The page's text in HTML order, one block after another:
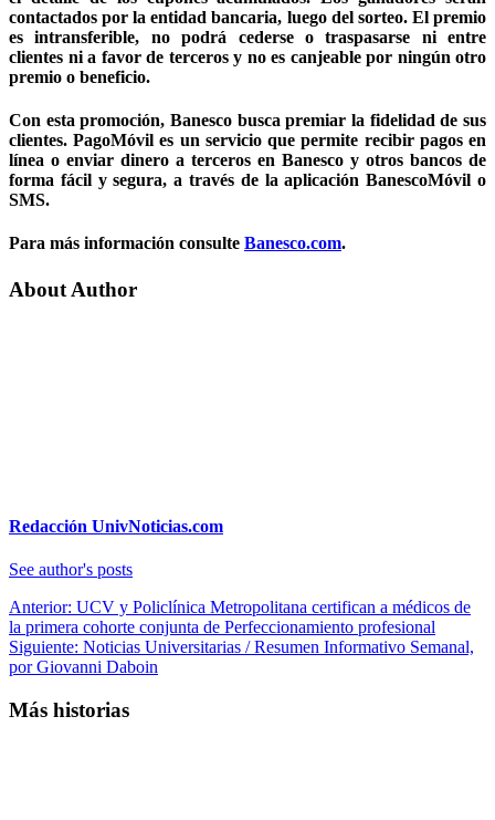
contactados por la entidad bancaria, luego del sorteo. El premio
es intransferible, no podrá cederse o traspasarse ni entre
clientes ni a favor de terceros y no es canjeable por ningún otro
premio o beneficio.
Con esta promoción, Banesco busca premiar la fidelidad de sus
clientes. PagoMóvil es un servicio que permite recibir pagos en
línea o enviar dinero a terceros en Banesco y otros bancos de
forma fácil y segura, a través de la aplicación BanescoMóvil o
SMS.
Para más información consulte Banesco.com.
About Author
Redacción UnivNoticias.com
See author's posts
Navegación
de
entradas
Anterior: UCV y Policlínica Metropolitana certifican a médicos de
la primera cohorte conjunta de Perfeccionamiento profesional
Siguiente: Noticias Universitarias / Resumen Informativo Semanal,
por Giovanni Daboin
Más historias